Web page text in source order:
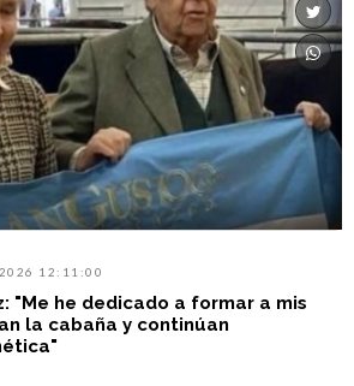
12:11:00
"Me he dedicado a formar a mis
la cabaña y continúan